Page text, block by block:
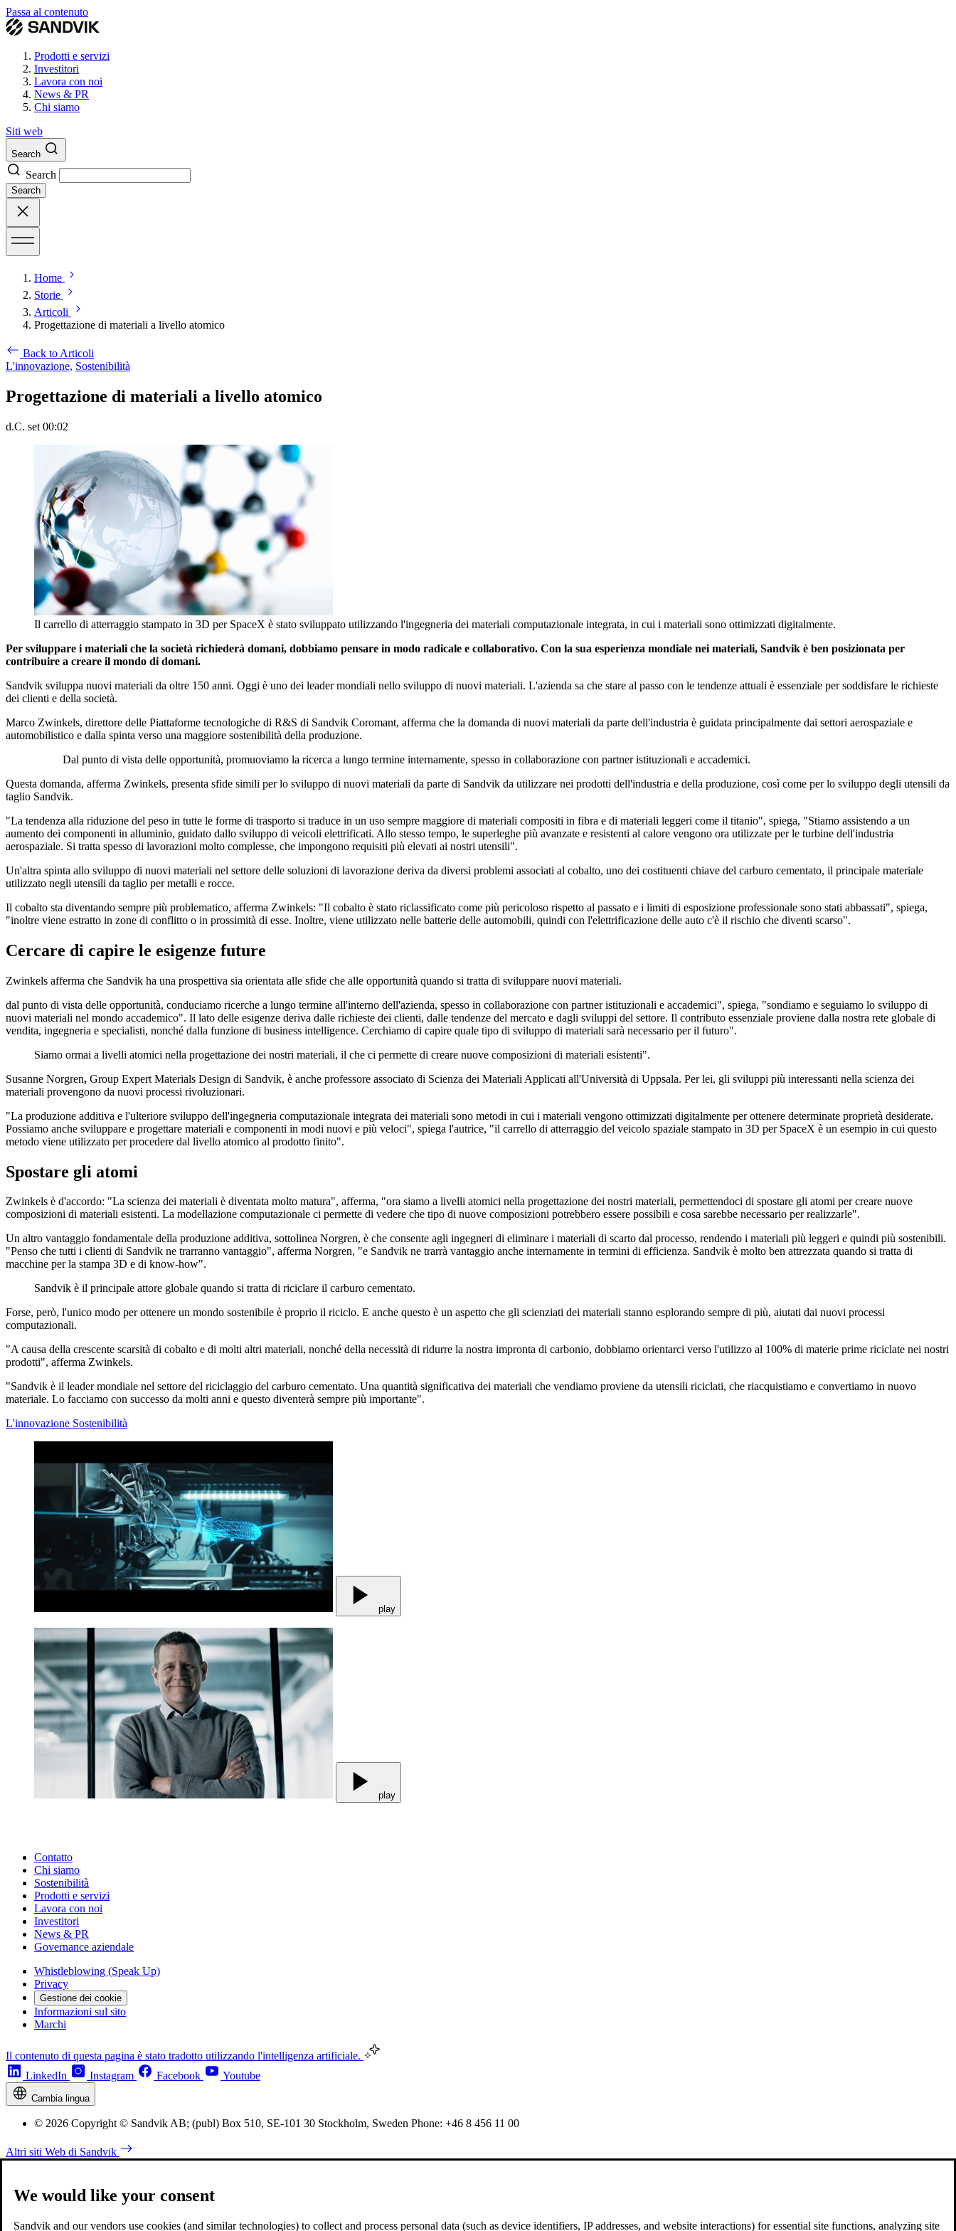
Passa al contenuto
Prodotti e servizi
Investitori
Lavora con noi
News & PR
Chi siamo
Siti web
Search
Search
Search
Home
Storie
Articoli
Progettazione di materiali a livello atomico
Back to Articoli
L'innovazione, Sostenibilità
Progettazione di materiali a livello atomico
d.C. set 00:02
Il carrello di atterraggio stampato in 3D per SpaceX è stato sviluppato utilizzando l'ingegneria dei materiali computazionale integrata, in cui i materiali sono ottimizzati digitalmente.
Per sviluppare i materiali che la società richiederà domani, dobbiamo pensare in modo radicale e collaborativo. Con la sua esperienza mondiale nei materiali, Sandvik è ben posizionata per
contribuire a creare il mondo di domani.
Sandvik sviluppa nuovi materiali da oltre 150 anni. Oggi è uno dei leader mondiali nello sviluppo di nuovi materiali. L'azienda sa che stare al passo con le tendenze attuali è essenziale per soddisfare le richieste
dei clienti e della società.
Marco Zwinkels, direttore delle Piattaforme tecnologiche di R&S di Sandvik Coromant, afferma che la domanda di nuovi materiali da parte dell'industria è guidata principalmente dai settori aerospaziale e
automobilistico e dalla spinta verso una maggiore sostenibilità della produzione.
Dal punto di vista delle opportunità, promuoviamo la ricerca a lungo termine internamente, spesso in collaborazione con partner istituzionali e accademici.
Questa domanda, afferma Zwinkels, presenta sfide simili per lo sviluppo di nuovi materiali da parte di Sandvik da utilizzare nei prodotti dell'industria e della produzione, così come per lo sviluppo degli utensili da
taglio Sandvik.
"La tendenza alla riduzione del peso in tutte le forme di trasporto si traduce in un uso sempre maggiore di materiali compositi in fibra e di materiali leggeri come il titanio", spiega, "Stiamo assistendo a un
aumento dei componenti in alluminio, guidato dallo sviluppo di veicoli elettrificati. Allo stesso tempo, le superleghe più avanzate e resistenti al calore vengono ora utilizzate per le turbine dell'industria
aerospaziale. Si tratta spesso di lavorazioni molto complesse, che impongono requisiti più elevati ai nostri utensili".
Un'altra spinta allo sviluppo di nuovi materiali nel settore delle soluzioni di lavorazione deriva da diversi problemi associati al cobalto, uno dei costituenti chiave del carburo cementato, il principale materiale
utilizzato negli utensili da taglio per metalli e rocce.
Il cobalto sta diventando sempre più problematico, afferma Zwinkels: "Il cobalto è stato riclassificato come più pericoloso rispetto al passato e i limiti di esposizione professionale sono stati abbassati", spiega,
"inoltre viene estratto in zone di conflitto o in prossimità di esse. Inoltre, viene utilizzato nelle batterie delle automobili, quindi con l'elettrificazione delle auto c'è il rischio che diventi scarso".
Cercare di capire le esigenze future
Zwinkels afferma che Sandvik ha una prospettiva sia orientata alle sfide che alle opportunità quando si tratta di sviluppare nuovi materiali.
dal punto di vista delle opportunità, conduciamo ricerche a lungo termine all'interno dell'azienda, spesso in collaborazione con partner istituzionali e accademici", spiega, "sondiamo e seguiamo lo sviluppo di
nuovi materiali nel mondo accademico". Il lato delle esigenze deriva dalle richieste dei clienti, dalle tendenze del mercato e dagli sviluppi del settore. Il contributo essenziale proviene dalla nostra rete globale di
vendita, ingegneria e specialisti, nonché dalla funzione di business intelligence. Cerchiamo di capire quale tipo di sviluppo di materiali sarà necessario per il futuro".
Siamo ormai a livelli atomici nella progettazione dei nostri materiali, il che ci permette di creare nuove composizioni di materiali esistenti".
Susanne Norgren, Group Expert Materials Design di Sandvik, è anche professore associato di Scienza dei Materiali Applicati all'Università di Uppsala. Per lei, gli sviluppi più interessanti nella scienza dei
materiali provengono da nuovi processi rivoluzionari.
"La produzione additiva e l'ulteriore sviluppo dell'ingegneria computazionale integrata dei materiali sono metodi in cui i materiali vengono ottimizzati digitalmente per ottenere determinate proprietà desiderate.
Possiamo anche sviluppare e progettare materiali e componenti in modi nuovi e più veloci", spiega l'autrice, "il carrello di atterraggio del veicolo spaziale stampato in 3D per SpaceX è un esempio in cui questo
metodo viene utilizzato per procedere dal livello atomico al prodotto finito".
Spostare gli atomi
Zwinkels è d'accordo: "La scienza dei materiali è diventata molto matura", afferma, "ora siamo a livelli atomici nella progettazione dei nostri materiali, permettendoci di spostare gli atomi per creare nuove
composizioni di materiali esistenti. La modellazione computazionale ci permette di vedere che tipo di nuove composizioni potrebbero essere possibili e cosa sarebbe necessario per realizzarle".
Un altro vantaggio fondamentale della produzione additiva, sottolinea Norgren, è che consente agli ingegneri di eliminare i materiali di scarto dal processo, rendendo i materiali più leggeri e quindi più sostenibili.
"Penso che tutti i clienti di Sandvik ne trarranno vantaggio", afferma Norgren, "e Sandvik ne trarrà vantaggio anche internamente in termini di efficienza. Sandvik è molto ben attrezzata quando si tratta di
macchine per la stampa 3D e di know-how".
Sandvik è il principale attore globale quando si tratta di riciclare il carburo cementato.
Forse, però, l'unico modo per ottenere un mondo sostenibile è proprio il riciclo. E anche questo è un aspetto che gli scienziati dei materiali stanno esplorando sempre di più, aiutati dai nuovi processi
computazionali.
"A causa della crescente scarsità di cobalto e di molti altri materiali, nonché della necessità di ridurre la nostra impronta di carbonio, dobbiamo orientarci verso l'utilizzo al 100% di materie prime riciclate nei nostri
prodotti", afferma Zwinkels.
"Sandvik è il leader mondiale nel settore del riciclaggio del carburo cementato. Una quantità significativa dei materiali che vendiamo proviene da utensili riciclati, che riacquistiamo e convertiamo in nuovo
materiale. Lo facciamo con successo da molti anni e questo diventerà sempre più importante".
L'innovazione Sostenibilità
play
play
Contatto
Chi siamo
Sostenibilità
Prodotti e servizi
Lavora con noi
Investitori
News & PR
Governance aziendale
Whistleblowing (Speak Up)
Privacy
Gestione dei cookie
Informazioni sul sito
Marchi
Il contenuto di questa pagina è stato tradotto utilizzando l'intelligenza artificiale.
LinkedIn
Instagram Facebook Youtube
Cambia lingua
© 2026 Copyright © Sandvik AB; (publ) Box 510, SE-101 30 Stockholm, Sweden Phone: +46 8 456 11 00
Altri siti Web di Sandvik
We would like your consent
Sandvik and our vendors use cookies (and similar technologies) to collect and process personal data (such as device identifiers, IP addresses, and website interactions) for essential site functions, analyzing site